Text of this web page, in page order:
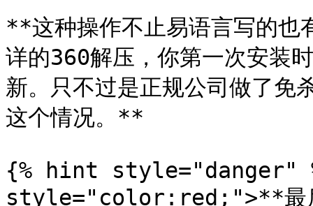
**这种操作不止易语言写的也
详的360解压，你第一次安装
新。只不过是正规公司做了免
这个情况。**
{% hint style="danger"
style="color:red;">**最后